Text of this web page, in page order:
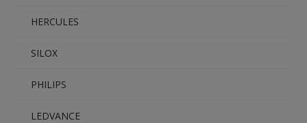
HERCULES
SILOX
PHILIPS
LEDVANCE